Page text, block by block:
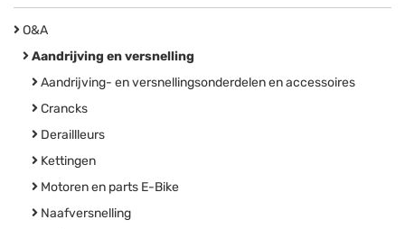
O&A
Aandrijving en versnelling
Aandrijving- en versnellingsonderdelen en accessoires
Crancks
Deraillleurs
Kettingen
Motoren en parts E-Bike
Naafversnelling